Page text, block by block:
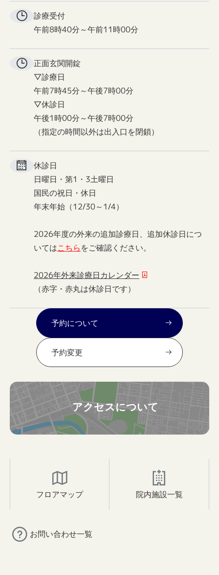
診療受付
午前8時40分～午前11時00分
正面玄関開錠
▽診療日
午前7時45分～午後7時00分
▽休診日
午後1時00分～午後7時00分
（指定の時間以外は出入口を閉鎖）
休診日
日曜日・第1・3土曜日
国民の祝日・休日
年末年始（12/30～1/4）
2026年度の外来の追加診療日、追加休診日につ
いてはこちらをご確認ください。
2026年外来診療日カレンダー
（赤字・赤丸は休診日です）
予約について
予約変更
アクセスについて
フロアマップ 院内施設一覧
お問い合わせ一覧